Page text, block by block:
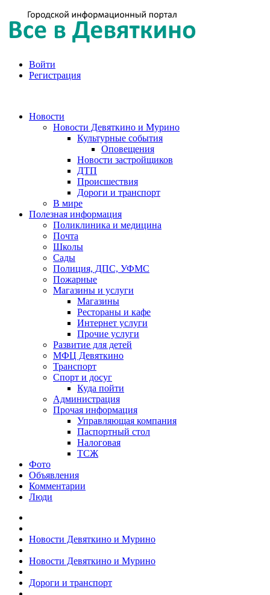
Войти
Регистрация
Новости
Новости Девяткино и Мурино
Культурные события
Оповещения
Новости застройщиков
ДТП
Происшествия
Дороги и транспорт
В мире
Полезная информация
Поликлиника и медицина
Почта
Школы
Сады
Полиция, ДПС, УФМС
Пожарные
Магазины и услуги
Магазины
Рестораны и кафе
Интернет услуги
Прочие услуги
Развитие для детей
МФЦ Девяткино
Транспорт
Спорт и досуг
Куда пойти
Администрация
Прочая информация
Управляющая компания
Паспортный стол
Налоговая
ТСЖ
Фото
Объявления
Комментарии
Люди
Новости Девяткино и Мурино
Новости Девяткино и Мурино
Дороги и транспорт